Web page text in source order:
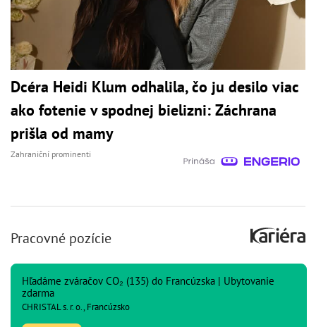
Dcéra Heidi Klum odhalila, čo ju desilo viac
ako fotenie v spodnej bielizni: Záchrana
prišla od mamy
Zahraniční prominenti
Pracovné pozície
Hľadáme zváračov CO₂ (135) do Francúzska | Ubytovanie
zdarma
CHRISTAL s. r. o., Francúzsko